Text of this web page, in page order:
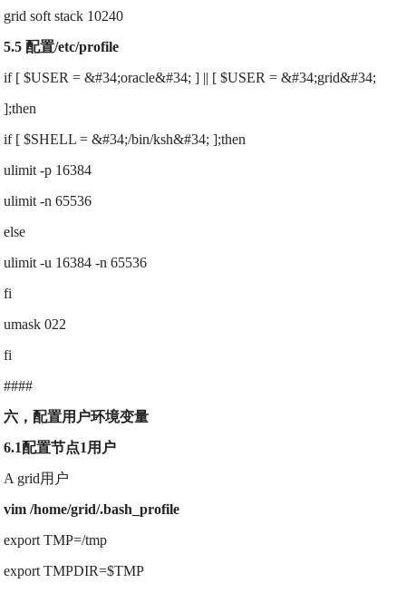
grid soft stack 10240
5.5 配置/etc/profile
if [ $USER = &#34;oracle&#34; ] || [ $USER = &#34;grid&#34;
];then
if [ $SHELL = &#34;/bin/ksh&#34; ];then
ulimit -p 16384
ulimit -n 65536
else
ulimit -u 16384 -n 65536
fi
umask 022
fi
####
六，配置用户环境变量
6.1配置节点1用户
A grid用户
vim /home/grid/.bash_profile
export TMP=/tmp
export TMPDIR=$TMP